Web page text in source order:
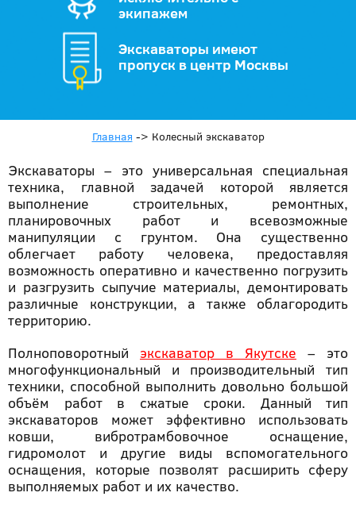
экипажем
Экскаваторы имеют
пропуск в центр Москвы
Главная -> Колесный экскаватор
Экскаваторы – это универсальная специальная
техника, главной задачей которой является
выполнение строительных, ремонтных,
планировочных работ и всевозможные
манипуляции с грунтом. Она существенно
облегчает работу человека, предоставляя
возможность оперативно и качественно погрузить
и разгрузить сыпучие материалы, демонтировать
различные конструкции, а также облагородить
территорию.
Полноповоротный экскаватор в Якутске – это
многофункциональный и производительный тип
техники, способной выполнить довольно большой
объём работ в сжатые сроки. Данный тип
экскаваторов может эффективно использовать
ковши, вибротрамбовочное оснащение,
гидромолот и другие виды вспомогательного
оснащения, которые позволят расширить сферу
выполняемых работ и их качество.